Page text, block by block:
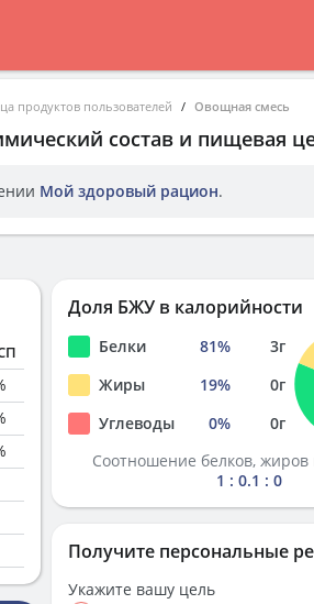
продуктов пользователей Овощная смесь
состав и пищевая
Мой здоровый рацион.
Доля БЖУ в калорийности
Белки 81% 3г
Жиры
19% 0г
Углеводы
0% 0г
Соотношение белков, жиров
1 : 0.1 : 0
Получите персональные
Укажите вашу цель